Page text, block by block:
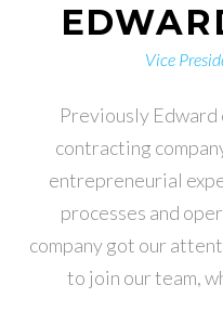
Vice
Previously Edward
contracting
entrepreneurial
processes and
company got our
to join our team,